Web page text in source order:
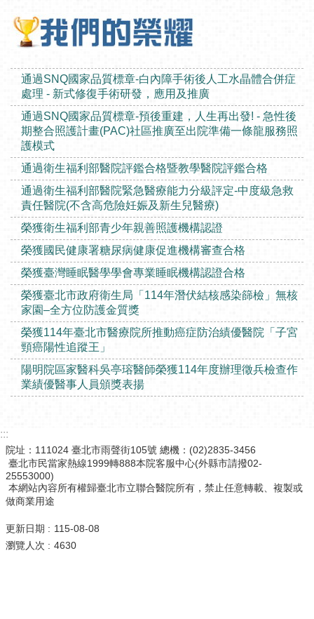
通過SNQ國家品質標章-白內障手術後人工水晶體合併症
處理 - 新式修復手術研發，應用及推廣
通過SNQ國家品質標章-預後重建，人生再出發! - 急性後
期整合照護計畫(PAC)社區推廣至出院準備一條龍服務照
護模式
通過衛生福利部醫院評鑑合格暨教學醫院評鑑合格
通過衛生福利部醫院緊急醫療能力分級評定-中度級急救
責任醫院(不含高危險妊娠及新生兒醫療)
榮獲衛生福利部青少年親善照護機構認證
榮獲國民健康署糖尿病健康促進機構審查合格
榮獲臺灣睡眠醫學學會專業睡眠機構認證合格
榮獲臺北市政府衛生局「114年潛伏結核感染篩檢」無核
家園–全方位防護金質獎
榮獲114年臺北市醫療院所推動癌症防治績優醫院「子宮
頸癌陽性追蹤王」
陽明院區家醫科吳亭瑢醫師榮獲114年度辦理徵兵檢查作
業績優醫事人員頒獎表揚
:::
院址：111024 臺北市雨聲街105號 總機：(02)2835-3456
臺北市民當家熱線1999轉888本院客服中心(外縣市請撥02-
25553000)
本網站內容所有權歸臺北市立聯合醫院所有，禁止任意轉載、複製或
做商業用途
更新日期
115-08-08
瀏覽人次
4630